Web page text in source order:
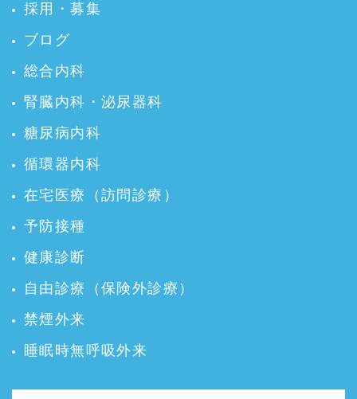
採用・募集
ブログ
総合内科
腎臓内科・泌尿器科
糖尿病内科
循環器内科
在宅医療（訪問診療）
予防接種
健康診断
自由診療（保険外診療）
禁煙外来
睡眠時無呼吸外来